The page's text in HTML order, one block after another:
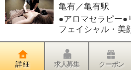
レッツデンタルガーデンクリニ
亀有／亀有駅
●歯科●訪問歯科診療